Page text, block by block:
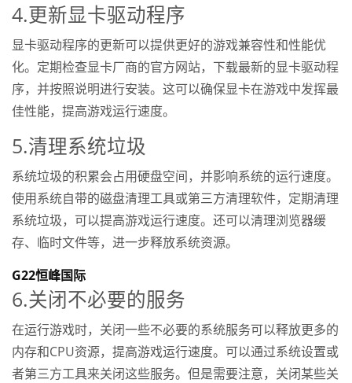
4.更新显卡驱动程序
显卡驱动程序的更新可以提供更好的游戏兼容性和性能优
化。定期检查显卡厂商的官方网站，下载最新的显卡驱动程
序，并按照说明进行安装。这可以确保显卡在游戏中发挥最
佳性能，提高游戏运行速度。
5.清理系统垃圾
系统垃圾的积累会占用硬盘空间，并影响系统的运行速度。
使用系统自带的磁盘清理工具或第三方清理软件，定期清理
系统垃圾，可以提高游戏运行速度。还可以清理浏览器缓
存、临时文件等，进一步释放系统资源。
G22恒峰国际
6.关闭不必要的服务
在运行游戏时，关闭一些不必要的系统服务可以释放更多的
内存和CPU资源，提高游戏运行速度。可以通过系统设置或
者第三方工具来关闭这些服务。但是需要注意，关闭某些关